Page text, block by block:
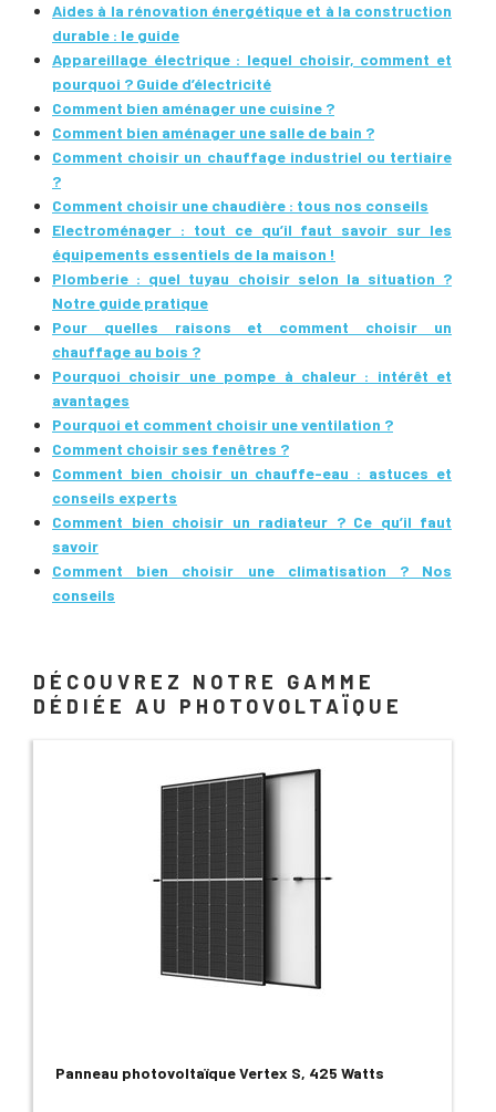
Aides à la rénovation énergétique et à la construction
durable : le guide
Appareillage électrique : lequel choisir, comment et
pourquoi ? Guide d’électricité
Comment bien aménager une cuisine ?
Comment bien aménager une salle de bain ?
Comment choisir un chauffage industriel ou tertiaire
?
Comment choisir une chaudière : tous nos conseils
Electroménager : tout ce qu’il faut savoir sur les
équipements essentiels de la maison !
Plomberie : quel tuyau choisir selon la situation ?
Notre guide pratique
Pour quelles raisons et comment choisir un
chauffage au bois ?
Pourquoi choisir une pompe à chaleur : intérêt et
avantages
Pourquoi et comment choisir une ventilation ?
Comment choisir ses fenêtres ?
Comment bien choisir un chauffe-eau : astuces et
conseils experts
Comment bien choisir un radiateur ? Ce qu’il faut
savoir
Comment bien choisir une climatisation ? Nos
conseils
DÉCOUVREZ NOTRE GAMME
DÉDIÉE AU PHOTOVOLTAÏQUE
Panneau photovoltaïque Vertex S, 425 Watts